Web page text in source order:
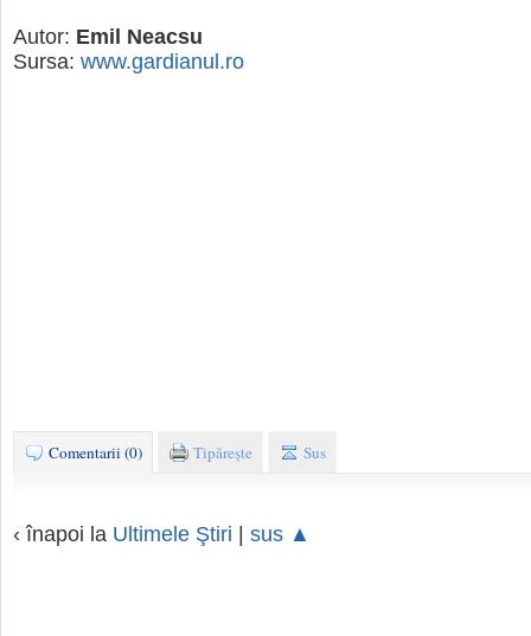
Autor: Emil Neacsu
Sursa: www.gardianul.ro
Comentarii (0) Tipăreşte Sus
‹ înapoi la Ultimele Ştiri sus ▲